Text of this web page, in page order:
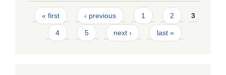
Pages
« first ‹ previous 1 2 3
4 5 next › last »